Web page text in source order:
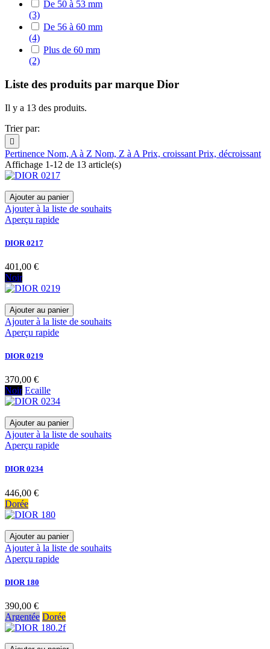
De 50 à 53 mm
(3)
De 56 à 60 mm
(4)
Plus de 60 mm
(2)
Liste des produits par marque Dior
Il y a 13 des produits.
Trier par:

Pertinence Nom, A à Z Nom, Z à A Prix, croissant Prix, décroissant
Affichage 1-12 de 13 article(s)
Ajouter au panier
Ajouter à la liste de souhaits
Aperçu rapide
DIOR 0217
401,00 €
Noir
Ajouter au panier
Ajouter à la liste de souhaits
Aperçu rapide
DIOR 0219
370,00 €
Noir Ecaille
Ajouter au panier
Ajouter à la liste de souhaits
Aperçu rapide
DIOR 0234
446,00 €
Dorée
Ajouter au panier
Ajouter à la liste de souhaits
Aperçu rapide
DIOR 180
390,00 €
Argentée Dorée